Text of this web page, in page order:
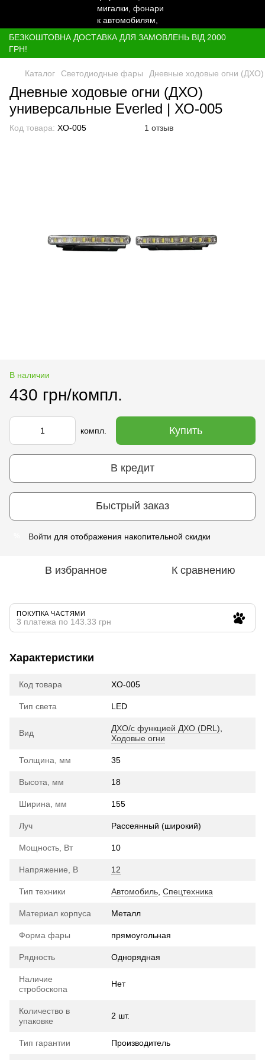
БЕЗКОШТОВНА ДОСТАВКА ДЛЯ ЗАМОВЛЕНЬ ВІД 2000
ГРН!
Каталог Светодиодные фары Дневные ходовые огни
Дневные ходовые огни (ДХО)
универсальные Everled | ХО-005
Код товара: ХО-005 1 отзыв
В наличии
430 грн/компл.
компл. Купить
В кредит
Быстрый заказ
Войти для отображения накопительной скидки
В избранное К сравнению
ПОКУПКА ЧАСТЯМИ
3 платежа по 143.33 грн
Характеристики
Код товара ХО-005
Тип света LED
Вид ДХО/с функцией ДХО (DRL)
Ходовые огни
Толщина, мм 35
Высота, мм 18
Ширина, мм 155
Луч Рассеянный (широкий)
Мощность, Вт 10
Напряжение, В 12
Тип техники Автомобиль Спецтехника
Материал корпуса Металл
Форма фары прямоугольная
Рядность Однорядная
Наличие
стробоскопа
Нет
Количество в
упаковке
2 шт.
Тип гарантии Производитель